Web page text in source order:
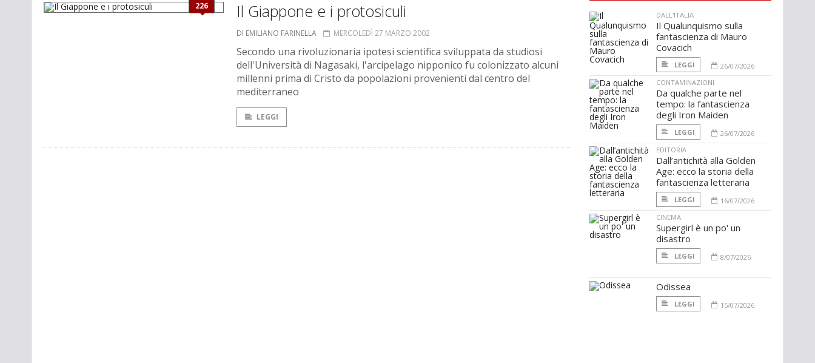
226 Il Giappone e i protosiculi
DI EMILIANO FARINELLA MERCOLEDÌ 27 MARZO 2002
Secondo una rivoluzionaria ipotesi scientifica sviluppata da studiosi
dell'Università di Nagasaki, l'arcipelago nipponico fu colonizzato alcuni
millenni prima di Cristo da popolazioni provenienti dal centro del
mediterraneo
LEGGI
DALL'ITALIA
Il Qualunquismo sulla
fantascienza di Mauro
Covacich
LEGGI
26/07/2026
CONTAMINAZIONI
Da qualche parte nel
tempo: la fantascienza
degli Iron Maiden
LEGGI
26/07/2026
EDITORIA
Dall’antichità alla Golden
Age: ecco la storia della
fantascienza letteraria
LEGGI
16/07/2026
CINEMA
Supergirl è un po' un
disastro
LEGGI 8/07/2026
Odissea
LEGGI 15/07/2026